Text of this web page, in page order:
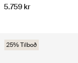
5.759 kr
25% Tilboð